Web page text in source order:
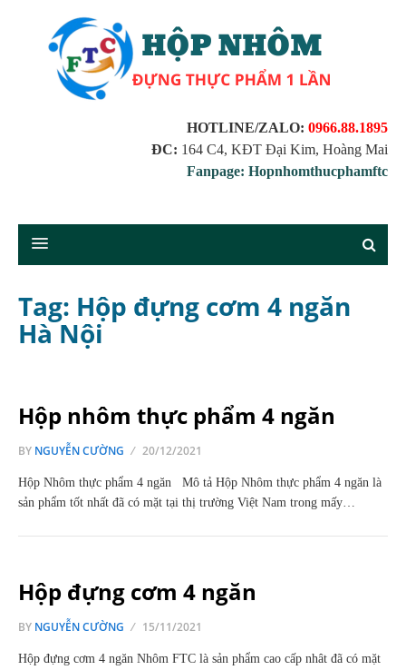
HOTLINE/ZALO: 0966.88.1895
ĐC: 164 C4, KĐT Đại Kim, Hoàng Mai
Fanpage: Hopnhomthucphamftc
Tag: Hộp đựng cơm 4 ngăn
Hà Nội
Hộp nhôm thực phẩm 4 ngăn
BY NGUYỄN CƯỜNG 20/12/2021
Hộp Nhôm thực phẩm 4 ngăn Mô tả Hộp Nhôm thực phẩm 4 ngăn là
sản phẩm tốt nhất đã có mặt tại thị trường Việt Nam trong mấy…
Hộp đựng cơm 4 ngăn
BY NGUYỄN CƯỜNG 15/11/2021
Hộp đựng cơm 4 ngăn Nhôm FTC là sản phẩm cao cấp nhât đã có mặt